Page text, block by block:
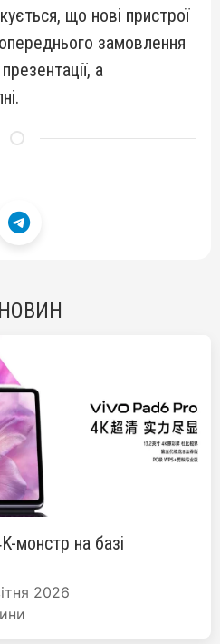
що нові пристрої
замовлення
а
монстр на базі
2026